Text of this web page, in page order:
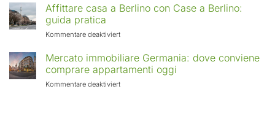
in
Europa:
in
crescita
rendimenti
Affittare casa a Berlino con Case a Berlino:
guida pratica
Kommentare deaktiviertfür
casa
a
Berlino
con
Mercato immobiliare Germania: dove conviene
comprare appartamenti oggi
Kommentare deaktiviertfür